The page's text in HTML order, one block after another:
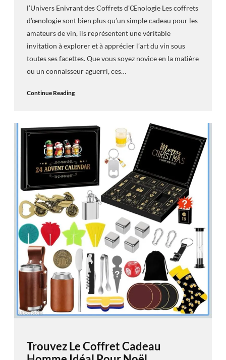
l’Univers Enivrant des Coffrets d’Œnologie Les coffrets
d’œnologie sont bien plus qu’un simple cadeau pour les
amateurs de vin, ils représentent une véritable
invitation à explorer et à apprécier l’art du vin sous
toutes ses facettes. Que vous soyez novice en la matière
ou un connaisseur aguerri, ces…
Continue Reading
Trouvez Le Coffret Cadeau